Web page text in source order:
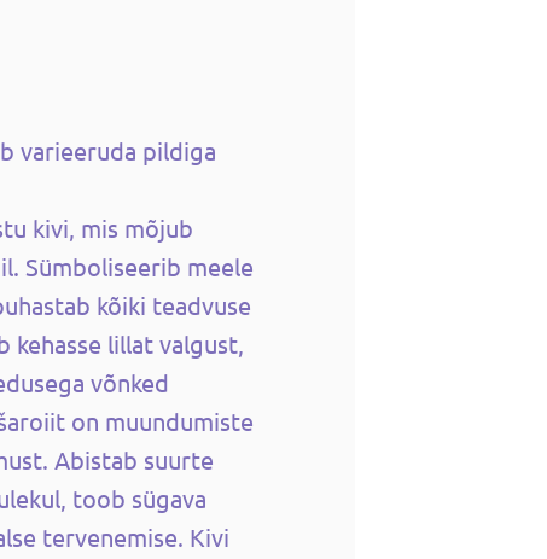
varieeruda pildiga
kivi, mis mõjub
Sümboliseerib meele
kõiki teadvuse
kehasse lillat valgust,
võnked
on muundumiste
Abistab suurte
toob sügava
tervenemise. Kivi